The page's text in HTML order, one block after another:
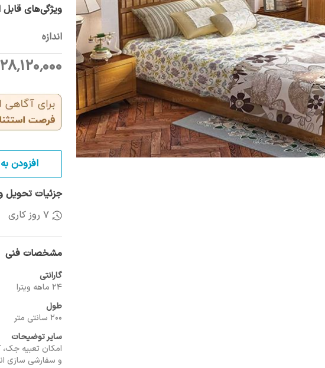
ویژگی‌های قابل
اندازه
528٬120٬000
افزودن
جزئیات تحویل
7 روز کاری
مشخصات فنی
گارانتی
24 ماهه ویترا
طول
200 سانتی متر
سایر توضیحات
امکان تعبیه
و سفارشی سازی